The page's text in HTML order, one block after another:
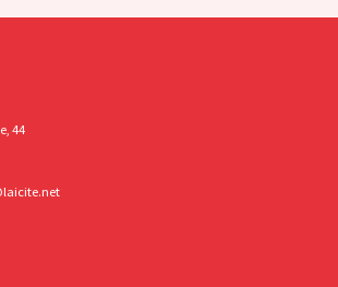
44